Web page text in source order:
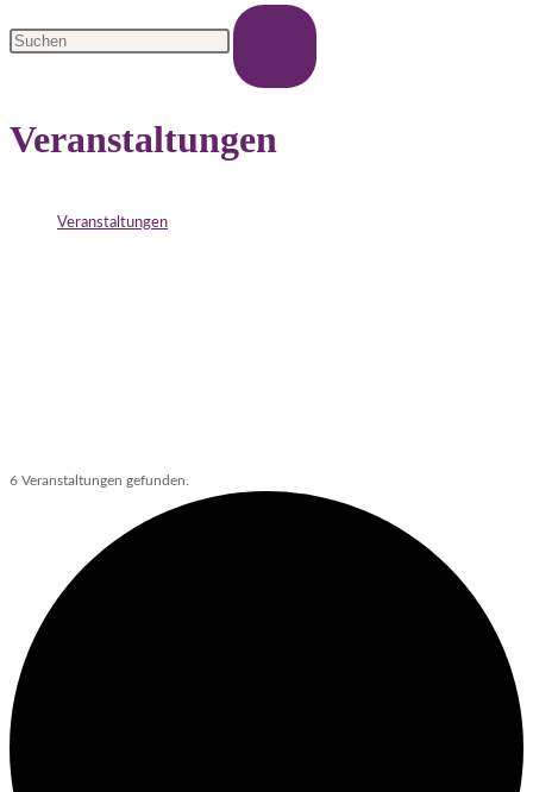
Veranstaltungen
Veranstaltungen
6 Veranstaltungen gefunden.